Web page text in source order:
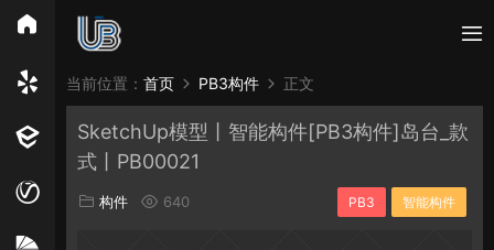
所有分类
Enscape PB3构件 构件 轮廓
当前位置： 首页 PB3构件 正文
SketchUp模型丨智能构件[PB3构件]岛台_款
式丨PB00021
构件 640 PB3 智能构件